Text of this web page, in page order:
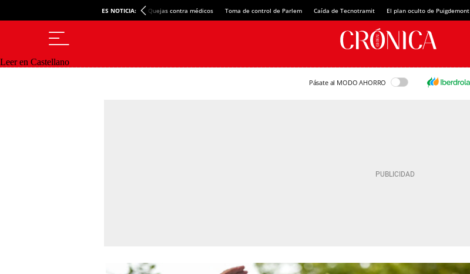
ES NOTICIA: Quejas contra médicos Toma de control de Parlem Caída de Tecnotramit El plan oculto de Puigdemont
Leer en Castellano
Pásate al MODO AHORRO